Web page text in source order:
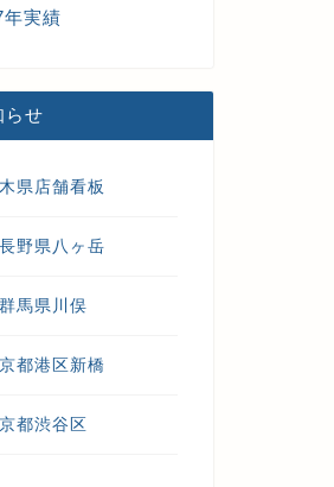
実績
らせ
県店舗看板
野県八ヶ岳
馬県川俣
都港区新橋
都渋谷区